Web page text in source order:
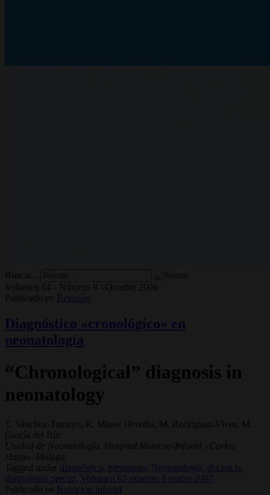
Buscar...
Volumen 64 - Número 9 - Octubre 2006
Publicado en
Revisión
Diagnóstico «cronológico» en
neonatología
“Chronological” diagnosis in
neonatology
T. Sánchez-Tamayo, R. Maese Heredia, M. Rodríguez-Vives, M.
García del Río
Unidad de Neonatología. Hospital Materno-Infantil «Carlos
Haya». Málaga
Tagged under
diagnóstico, prematuro, Neonatología, docencia,
diagnóstico precoz,
Volumen 65 número 3 marzo 2007
Publicado en
Nutrición infantil